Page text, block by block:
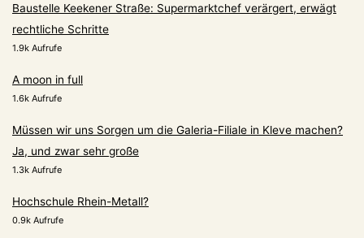
Baustelle Keekener Straße: Supermarktchef verärgert, erwägt
rechtliche Schritte
1.9k Aufrufe
A moon in full
1.6k Aufrufe
Müssen wir uns Sorgen um die Galeria-Filiale in Kleve machen?
Ja, und zwar sehr große
1.3k Aufrufe
Hochschule Rhein-Metall?
0.9k Aufrufe